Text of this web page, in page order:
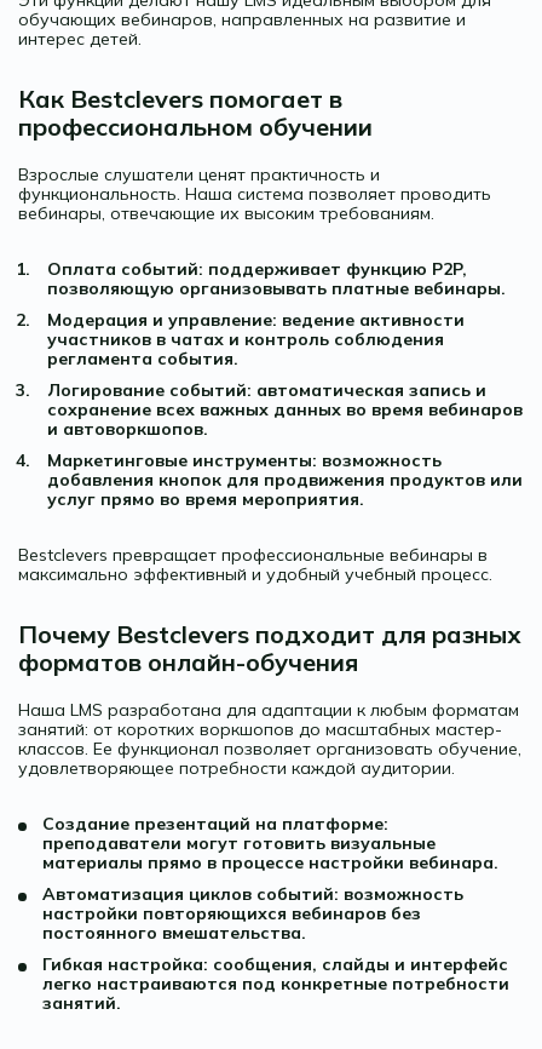
обучающих вебинаров, направленных на развитие и
интерес детей.
Как Bestclevers помогает в
профессиональном обучении
Взрослые слушатели ценят практичность и
функциональность. Наша система позволяет проводить
вебинары, отвечающие их высоким требованиям.
Оплата событий: поддерживает функцию P2P,
позволяющую организовывать платные вебинары.
Модерация и управление: ведение активности
участников в чатах и ​​контроль соблюдения
регламента события.
Логирование событий: автоматическая запись и
сохранение всех важных данных во время вебинаров
и автоворкшопов.
Маркетинговые инструменты: возможность
добавления кнопок для продвижения продуктов или
услуг прямо во время мероприятия.
Bestclevers превращает профессиональные вебинары в
максимально эффективный и удобный учебный процесс.
Почему Bestclevers подходит для разных
форматов онлайн-обучения
Наша LMS разработана для адаптации к любым форматам
занятий: от коротких воркшопов до масштабных мастер-
классов. Ее функционал позволяет организовать обучение,
удовлетворяющее потребности каждой аудитории.
Создание презентаций на платформе:
преподаватели могут готовить визуальные
материалы прямо в процессе настройки вебинара.
Автоматизация циклов событий: возможность
настройки повторяющихся вебинаров без
постоянного вмешательства.
Гибкая настройка: сообщения, слайды и интерфейс
легко настраиваются под конкретные потребности
занятий.